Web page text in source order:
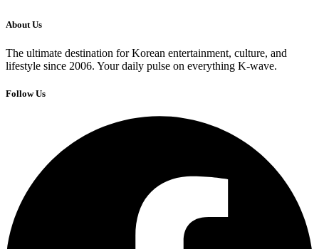
About Us
The ultimate destination for Korean entertainment, culture, and
lifestyle since 2006. Your daily pulse on everything K-wave.
Follow Us